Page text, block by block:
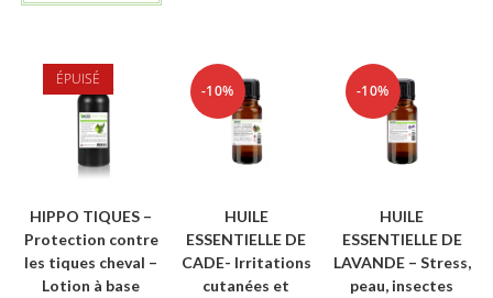
ÉPUISÉ
HIPPO TIQUES –
Protection contre
les tiques cheval –
Lotion à base
-10%
HUILE
ESSENTIELLE DE
CADE- Irritations
cutanées et
-10%
HUILE
ESSENTIELLE DE
LAVANDE – Stress,
peau, insectes